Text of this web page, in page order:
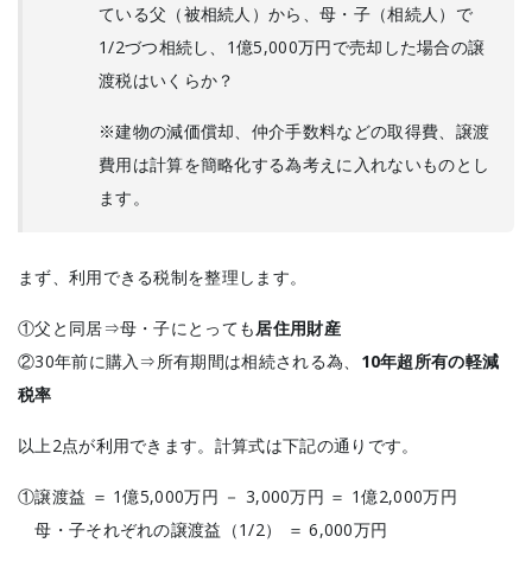
ている父（被相続人）から、母・子（相続人）で
1/2づつ相続し、1億5,000万円で売却した場合の譲
渡税はいくらか？
※建物の減価償却、仲介手数料などの取得費、譲渡
費用は計算を簡略化する為考えに入れないものとし
ます。
まず、利用できる税制を整理します。
①父と同居⇒母・子にとっても居住用財産
②30年前に購入⇒所有期間は相続される為、 10年超所有の軽減
税率
以上2点が利用できます。計算式は下記の通りです。
①譲渡益 ＝ 1億5,000万円 － 3,000万円 ＝ 1億2,000万円
母・子それぞれの譲渡益（1/2） ＝ 6,000万円